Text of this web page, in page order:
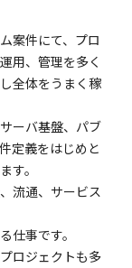
案件にて、プロ
用、管理を多く
全体をうまく稼
ーバ基盤、パブ
定義をはじめと
す。
流通、サービス
仕事です。
ロジェクトも多